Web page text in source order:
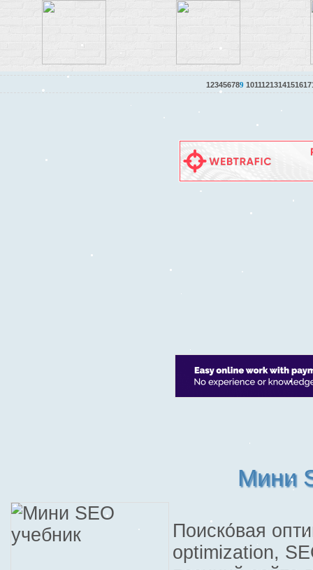
123456789 1011121314151617
Мини
Поиско́вая
optimization,